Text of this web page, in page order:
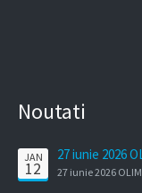
Noutati
JAN
12
27 iunie 2026
27 iunie 2026